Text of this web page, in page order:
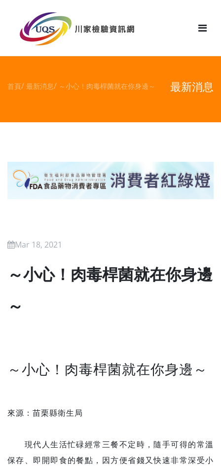
首頁 最新消息 ～小心！肉毒桿菌就在你身邊～ 最新消息
Mar 18, 2021
～小心！肉毒桿菌就在你身邊
～
～小心！肉毒桿菌就在你身邊～
來源：苗栗縣衛生局
現代人生活忙碌經常三餐不定時，隨手可得的常溫
保存、即開即食的餐點，因方便省錢又快速非常深受小